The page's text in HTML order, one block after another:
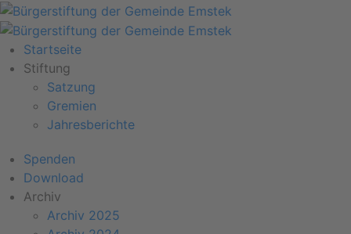
Startseite
Stiftung
Satzung
Gremien
Jahresberichte
Spenden
Download
Archiv
Archiv 2025